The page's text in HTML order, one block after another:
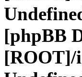
[phpBB
[ROOT]/